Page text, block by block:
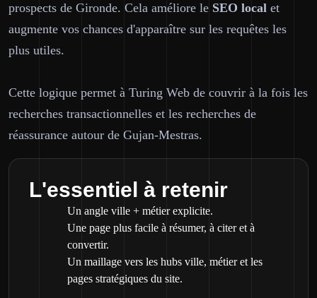
prospects de Gironde. Cela améliore le SEO local et
augmente vos chances d'apparaître sur les requêtes les
plus utiles.
Cette logique permet à Turing Web de couvrir à la fois les
recherches transactionnelles et les recherches de
réassurance autour de Gujan-Mestras.
L'essentiel à retenir
Un angle ville + métier explicite.
Une page plus facile à résumer, à citer et à
convertir.
Un maillage vers les hubs ville, métier et les
pages stratégiques du site.